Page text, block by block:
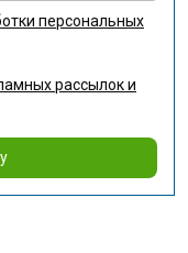
персональных
рассылок и